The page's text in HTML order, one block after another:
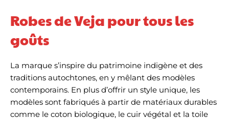
Robes de Veja pour tous les
goûts
La marque s’inspire du patrimoine indigène et des
traditions autochtones, en y mêlant des modèles
contemporains. En plus d’offrir un style unique, les
modèles sont fabriqués à partir de matériaux durables
comme le coton biologique, le cuir végétal et la toile